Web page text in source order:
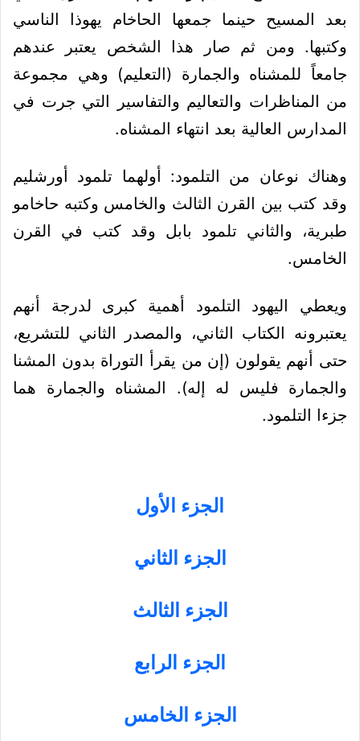
بعد المسيح حينما جمعها الحاخام يهوذا الناسي
وكتبها. ومن ثم صار هذا الشخص يعتبر عندهم
جامعاً للمشناه والجمارة (التعليم) وهي مجموعة
من المناظرات والتعاليم والتفاسير التي جرت في
المدارس العالية بعد انتهاء المشناه.
وهناك نوعان من التلمود: أولهما تلمود أورشليم
وقد كتب بين القرن الثالث والخامس وكتبه حاخامو
طبرية، والثاني تلمود بابل وقد كتب في القرن
الخامس.
ويعطي اليهود التلمود أهمية كبرى لدرجة أنهم
يعتبرونه الكتاب الثاني، والمصدر الثاني للتشريع،
حتى أنهم يقولون (إن من يقرأ التوراة بدون المشنا
والجمارة فليس له إله). المشناه والجمارة هما
جزءا التلمود.
الجزء الأول
الجزء الثاني
الجزء الثالث
الجزء الرابع
الجزء الخامس